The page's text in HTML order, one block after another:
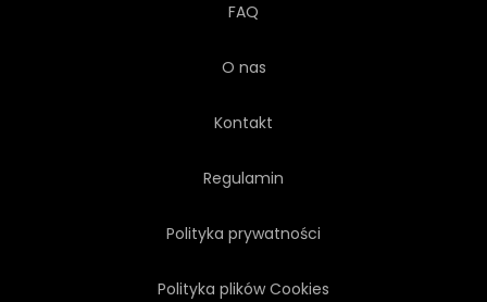
FAQ
O nas
Kontakt
Regulamin
Polityka prywatności
Polityka plików Cookies